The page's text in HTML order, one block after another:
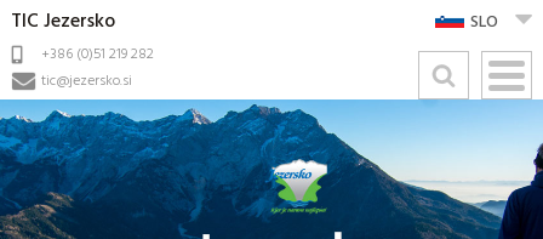
TIC Jezersko
+386 (0)51 219 282
tic@jezersko.si
SLO